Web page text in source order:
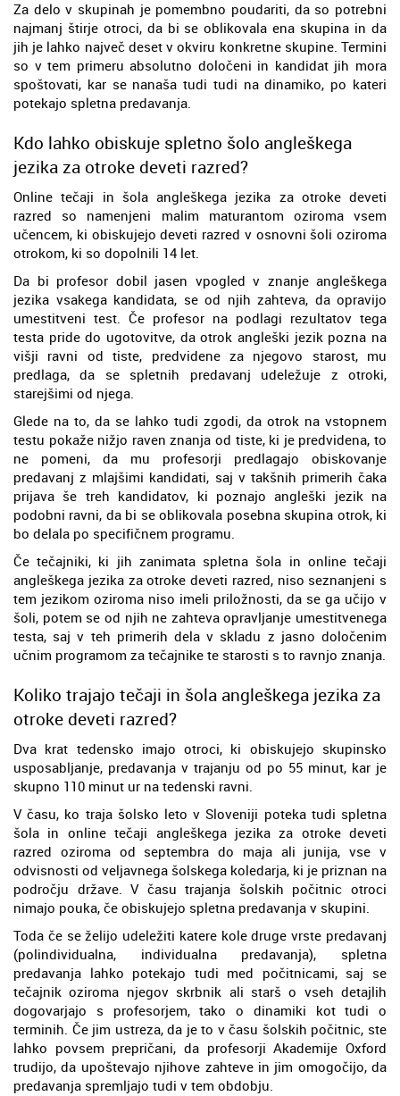
Za delo v skupinah je pomembno poudariti, da so potrebni
najmanj štirje otroci, da bi se oblikovala ena skupina in da
jih je lahko največ deset v okviru konkretne skupine. Termini
so v tem primeru absolutno določeni in kandidat jih mora
spoštovati, kar se nanaša tudi tudi na dinamiko, po kateri
potekajo spletna predavanja.
Kdo lahko obiskuje spletno šolo angleškega
jezika za otroke deveti razred?
Online tečaji in šola angleškega jezika za otroke deveti
razred so namenjeni malim maturantom oziroma vsem
učencem, ki obiskujejo deveti razred v osnovni šoli oziroma
otrokom, ki so dopolnili 14 let.
Da bi profesor dobil jasen vpogled v znanje angleškega
jezika vsakega kandidata, se od njih zahteva, da opravijo
umestitveni test. Če profesor na podlagi rezultatov tega
testa pride do ugotovitve, da otrok angleški jezik pozna na
višji ravni od tiste, predvidene za njegovo starost, mu
predlaga, da se spletnih predavanj udeležuje z otroki,
starejšimi od njega.
Glede na to, da se lahko tudi zgodi, da otrok na vstopnem
testu pokaže nižjo raven znanja od tiste, ki je predvidena, to
ne pomeni, da mu profesorji predlagajo obiskovanje
predavanj z mlajšimi kandidati, saj v takšnih primerih čaka
prijava še treh kandidatov, ki poznajo angleški jezik na
podobni ravni, da bi se oblikovala posebna skupina otrok, ki
bo delala po specifičnem programu.
Če tečajniki, ki jih zanimata spletna šola in online tečaji
angleškega jezika za otroke deveti razred, niso seznanjeni s
tem jezikom oziroma niso imeli priložnosti, da se ga učijo v
šoli, potem se od njih ne zahteva opravljanje umestitvenega
testa, saj v teh primerih dela v skladu z jasno določenim
učnim programom za tečajnike te starosti s to ravnjo znanja.
Koliko trajajo tečaji in šola angleškega jezika za
otroke deveti razred?
Dva krat tedensko imajo otroci, ki obiskujejo skupinsko
usposabljanje, predavanja v trajanju od po 55 minut, kar je
skupno 110 minut ur na tedenski ravni.
V času, ko traja šolsko leto v Sloveniji poteka tudi spletna
šola in online tečaji angleškega jezika za otroke deveti
razred oziroma od septembra do maja ali junija, vse v
odvisnosti od veljavnega šolskega koledarja, ki je priznan na
področju države. V času trajanja šolskih počitnic otroci
nimajo pouka, če obiskujejo spletna predavanja v skupini.
Toda če se želijo udeležiti katere kole druge vrste predavanj
(polindividualna, individualna predavanja), spletna
predavanja lahko potekajo tudi med počitnicami, saj se
tečajnik oziroma njegov skrbnik ali starš o vseh detajlih
dogovarjajo s profesorjem, tako o dinamiki kot tudi o
terminih. Če jim ustreza, da je to v času šolskih počitnic, ste
lahko povsem prepričani, da profesorji Akademije Oxford
trudijo, da upoštevajo njihove zahteve in jim omogočijo, da
predavanja spremljajo tudi v tem obdobju.